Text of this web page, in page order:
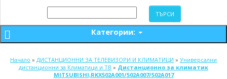
Категории:
Начало » ДИСТАНЦИОННИ ЗА ТЕЛЕВИЗОРИ И КЛИМАТИЦИ » Универсални
дистанционни за Климатици и ТВ » Дистанционно за климатик
MITSUBISHI,RKX502A001/502A007/502A017